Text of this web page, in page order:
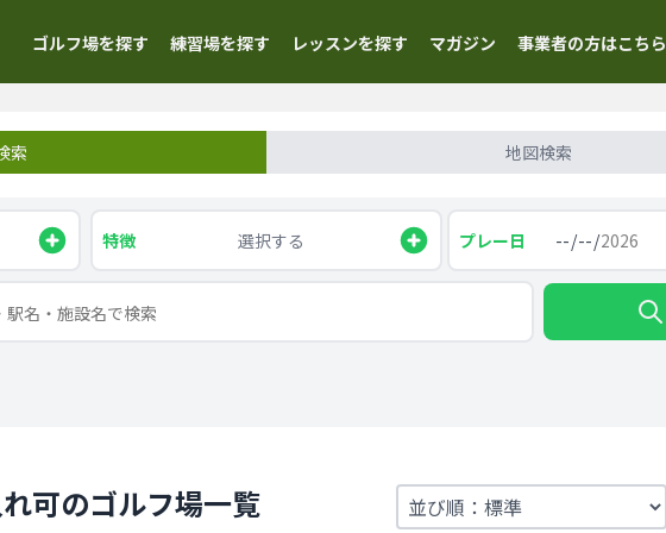
ゴルフ場を探す 練習場を探す レッスンを探す マガジン 事業者の方はこちら
索 地図検索
特徴 選択する プレー日
可のゴルフ場一覧